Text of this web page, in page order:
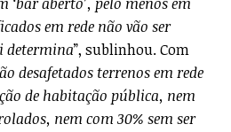
em rede não vão ser
determina”, sublinhou. Com
desafetados terrenos em rede
de habitação pública, nem
nem com 30% sem ser